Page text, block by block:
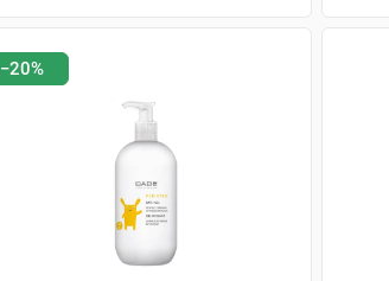
−20%